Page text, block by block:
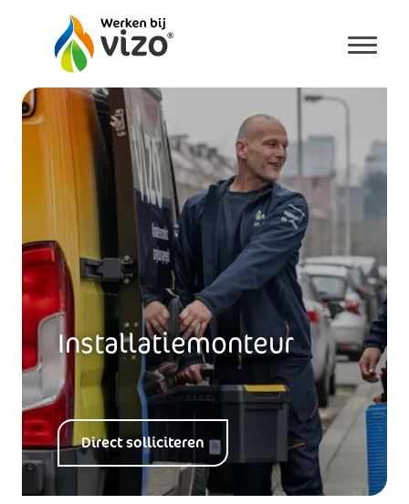
menu
Installatiemonteur
Direct solliciteren